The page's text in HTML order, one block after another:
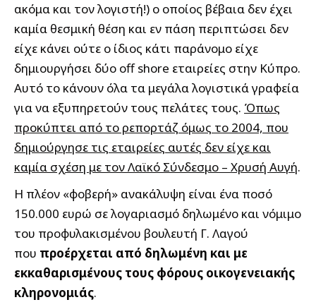
ακόμα και τον λογιστή!) ο οποίος βέβαια δεν έχει
καμία θεσμική θέση και εν πάση περιπτώσει δεν
είχε κάνει ούτε ο ίδιος κάτι παράνομο είχε
δημιουργήσει δύο off shore εταιρείες στην Κύπρο.
Αυτό το κάνουν όλα τα μεγάλα λογιστικά γραφεία
για να εξυπηρετούν τους πελάτες τους. Όπως
προκύπτει από το ρεπορτάζ όμως το 2004, που
δημιούργησε τις εταιρείες αυτές δεν είχε και
καμία σχέση με τον Λαϊκό Σύνδεσμο – Χρυσή Αυγή.
Η πλέον «φοβερή» ανακάλυψη είναι ένα ποσό
150.000 ευρώ σε λογαριασμό δηλωμένο και νόμιμο
του προφυλακισμένου βουλευτή Γ. Λαγού
που προέρχεται από δηλωμένη και με
εκκαθαρισμένους τους φόρους οικογενειακής
κληρονομιάς.